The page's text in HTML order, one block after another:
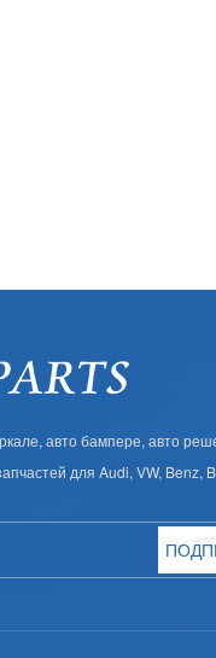
авто бампере, авто
для Audi, VW, Benz,